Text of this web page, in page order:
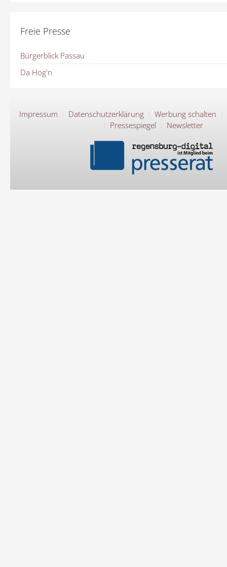
Freie Presse
Bürgerblick Passau
Da Hog'n
Impressum Datenschutzerklärung
Werbung schalten
Pressespiegel
Newsletter